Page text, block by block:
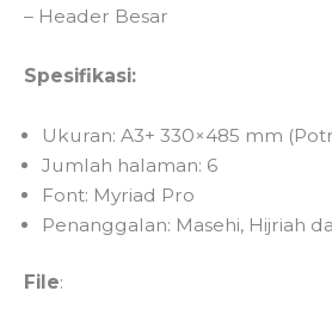
– Header Besar
Spesifikasi:
Ukuran: A3+ 330×485 mm
Jumlah halaman: 6
Font: Myriad Pro
Penanggalan: Masehi, Hijriah
File: